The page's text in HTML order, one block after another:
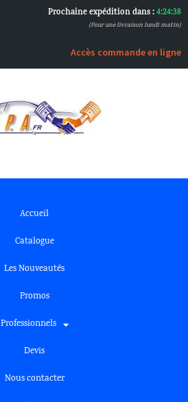
Prochaine expédition dans :4:24:38
(Pour une livraison lundi matin)
Accès commande en ligne
Accueil
Catalogue
Les Nouveautés
Promos
Professionnels
Devis
Nous contacter